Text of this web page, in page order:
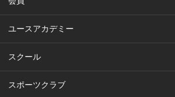
ユースアカデミー
スクール
スポーツクラブ